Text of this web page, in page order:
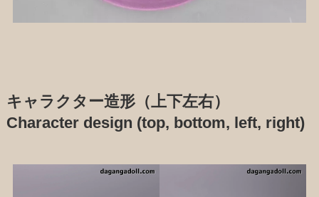
キャラクター造形（上下左右）
Character design (top, bottom, left, right)